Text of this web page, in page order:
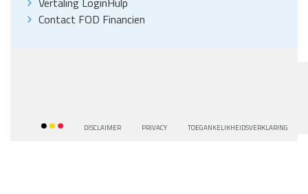
Contact FOD Financien
DISCLAIMER PRIVACY TOEGANKELIKHEIDSVERKLARING